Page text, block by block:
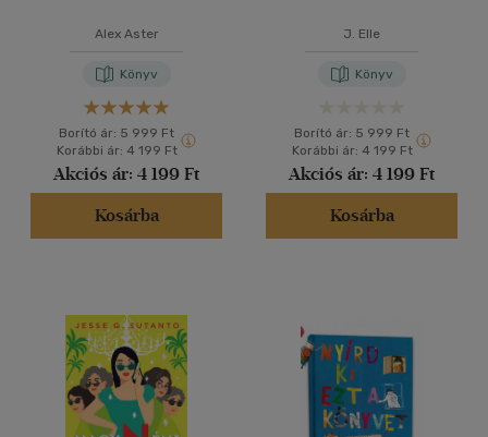
Alex Aster
Könyv
Borító ár: 5 999 Ft
Korábbi ár: 4 199 Ft
Akciós ár: 4 199 Ft
Kosárba
J. Elle
Könyv
Borító ár: 5 999 Ft
Korábbi ár: 4 199 Ft
Akciós ár: 4 199 Ft
Kosárba